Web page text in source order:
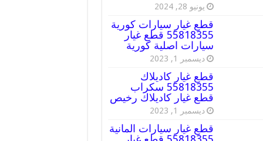
يونيو 28, 2024
قطع غيار سيارات كورية
55818355 قطع غيار
سيارات اصلية كورية
ديسمبر 1, 2023
قطع غيار كاديلاك
55818355 سكراب
قطع غيار كاديلاك رخيص
ديسمبر 1, 2023
قطع غيار سيارات المانية